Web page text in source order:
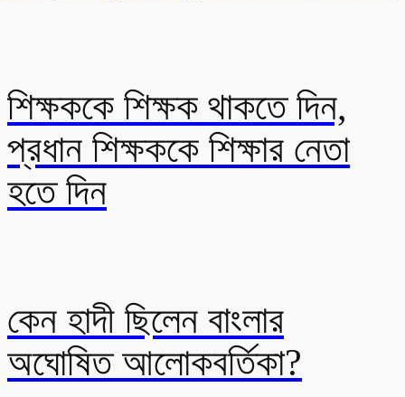
শিক্ষককে শিক্ষক থাকতে দিন,
প্রধান শিক্ষককে শিক্ষার নেতা
হতে দিন
কেন হাদী ছিলেন বাংলার
অঘোষিত আলোকবর্তিকা?